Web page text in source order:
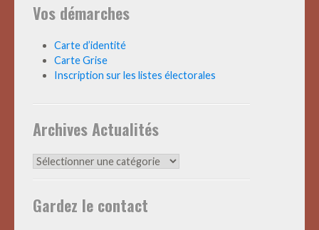
Vos démarches
Carte d’identité
Carte Grise
Inscription sur les listes électorales
Archives Actualités
Archives
Gardez le contact